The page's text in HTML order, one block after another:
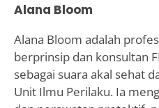
Alana Bloom
Alana Bloom adalah
berprinsip dan konsultan
sebagai suara akal sehat
Unit Ilmu Perilaku. Ia